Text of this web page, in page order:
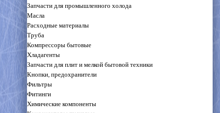
Запчасти для промышленного холода
Масла
Расходные материалы
Труба
Компрессоры бытовые
Хладагенты
Запчасти для плит и мелкой бытовой техники
Кнопки, предохранители
Фильтры
Фитинги
Химические компоненты